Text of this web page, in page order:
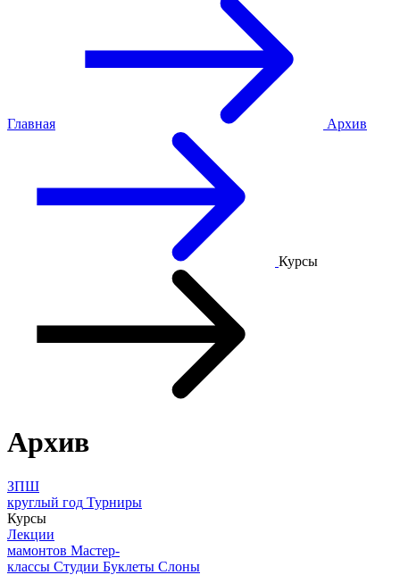
Главная Архив
Курсы
Архив
ЗПШ
круглый год Турниры
Курсы
Лекции
мамонтов Мастер-
классы Студии Буклеты Слоны